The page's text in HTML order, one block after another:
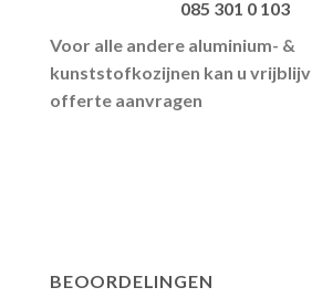
085 301 0 103
Voor alle andere aluminium- &
kunststofkozijnen kan u
offerte aanvragen
BEOORDELINGEN